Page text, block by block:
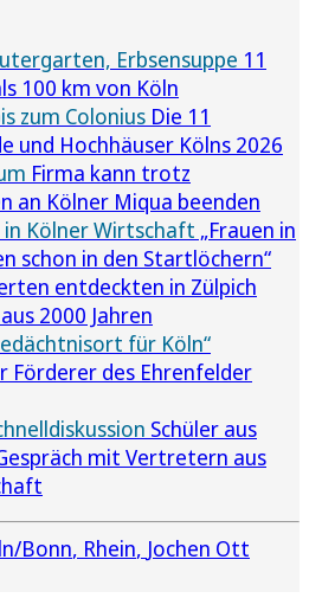
Erbsensuppe 11
100 km von Köln
zum Colonius Die 11
und Hochhäuser Kölns 2026
Firma kann trotz
an Kölner Miqua beenden
in Kölner Wirtschaft „Frauen in
schon in den Startlöchern“
entdeckten in Zülpich
2000 Jahren
für Köln“
Förderer des Ehrenfelder
Schüler aus
mit Vertretern aus
Bonn Rhein Jochen Ott